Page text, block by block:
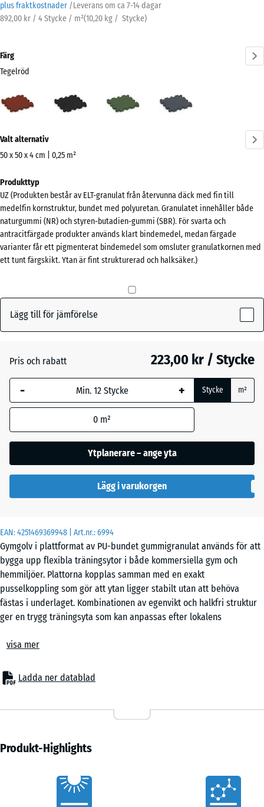
plus fraktkostnader /Leverans om ca 7-14 dagar
892,00 kr / 4 Stycke / m²(10,20 kg / Stycke)
EAN:4251469369948 | Art.nr.:6994
Gymgolv i plattformat av PU-bundet gummigranulat används för att
bygga upp flexibla träningsytor i både kommersiella gym och
hemmiljöer. Plattorna kopplas samman med en exakt
pusselkoppling som gör att ytan ligger stabilt utan att behöva
fästas i underlaget. Kombinationen av egenvikt och halkfri struktur
ger en trygg träningsyta som kan anpassas efter lokalens
Enkel läggning
sammanhängande träningsyta utan specialverktyg. Plattorna kan
läggas i schackmönster eller halvförband beroende på önskat
installationen kräver varken limning eller fast infästning. Ytan kan
Skydd för underlag och utrustning
Den elastiska strukturen tar upp belastningar från
stöten och punktbelastningar fördelas över en större yta. Det
minskar risken för skador på underlaget samtidigt som
visa mer
Ladda ner datablad
Färg
Tegelröd
(active)
information
om
Visa
färgpalett
Tegelröd(active)
Gräsgrön + 6,00 kr
Skiffergrå
Valt alternativ
50 x 50 x 4 cm | 0,25 m²
för
frakt
540
x
540
x
Den valda måtten med
(om inte annat anges i
produktinformationen).
x
x 4
|
0,25
50
x
50
x 2
cm
|
0,25
- 99,00 kr
50
|
Produkttyp
UZ (Produkten består av ELT-granulat från återvunna däck med fin till
medelfin kornstruktur, bundet med polyuretan. Granulatet innehåller både
naturgummi (NR) och styren-butadien-gummi (SBR). För svarta och
antracitfärgade produkter används klart bindemedel, medan färgade
varianter får ett pigmenterat bindemedel som omsluter granulatkornen med
ett tunt färgskikt. Ytan är fint strukturerad och halksäker.)
Lägg till för jämförelse
Pris och rabatt 223,00 kr / Stycke
- + Stycke m²
0 m²
Ytplanerare – ange yta
Lägg i varukorgen
Produkt-Highlights